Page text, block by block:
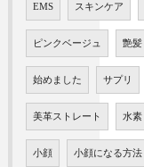
EMS スキンケア
ピンクベージュ 艶髪
始めました サプリ
美革ストレート 水素
小顔 小顔になる方法